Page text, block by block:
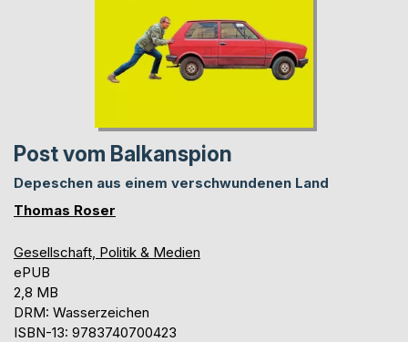
Post vom Balkanspion
Depeschen aus einem verschwundenen Land
Thomas Roser
Gesellschaft, Politik & Medien
ePUB
2,8 MB
DRM: Wasserzeichen
ISBN-13: 9783740700423